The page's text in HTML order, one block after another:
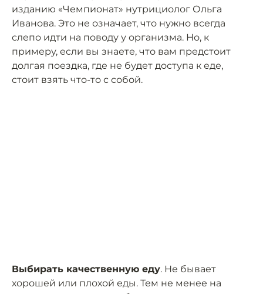
изданию «Чемпионат» нутрициолог Ольга
Иванова. Это не означает, что нужно всегда
слепо идти на поводу у организма. Но, к
примеру, если вы знаете, что вам предстоит
долгая поездка, где не будет доступа к еде,
стоит взять что-то с собой.
Выбирать качественную еду. Не бывает
хорошей или плохой еды. Тем не менее на